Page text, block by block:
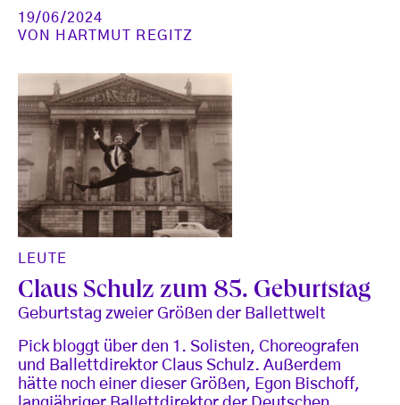
19/06/2024
VON
HARTMUT REGITZ
LEUTE
Claus Schulz zum 85. Geburtstag
Geburtstag zweier Größen der Ballettwelt
Pick bloggt über den 1. Solisten, Choreografen
und Ballettdirektor Claus Schulz. Außerdem
hätte noch einer dieser Größen, Egon Bischoff,